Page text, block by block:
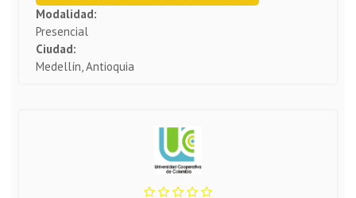
Modalidad:
Presencial
Ciudad:
Medellín, Antioquia